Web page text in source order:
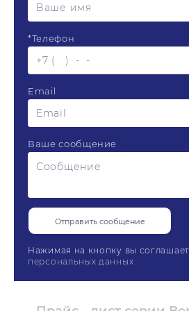
*Телефон
Email
Ваше сообщение
Нажимая на кнопку вы
персональных данных